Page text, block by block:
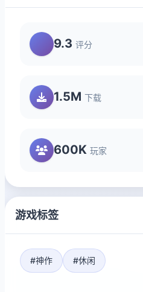
9.3 评分
1.5M 下载
600K 玩家
游戏标签
#神作 #休闲